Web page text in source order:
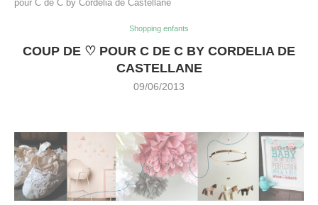
pour C de C by Cordelia de Castellane
Shopping enfants
COUP DE ♡ POUR C DE C BY CORDELIA DE
CASTELLANE
09/06/2013